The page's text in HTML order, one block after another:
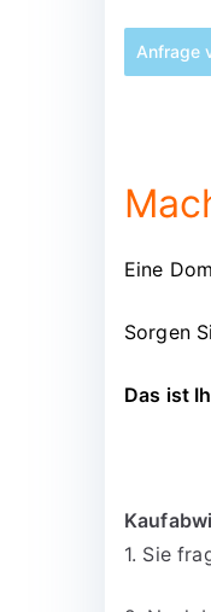
Anfrage
Eine
Sorgen
Das ist
1. Sie